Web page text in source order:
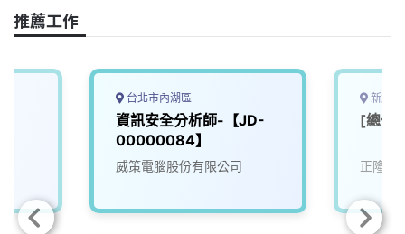
推薦工作
台北市內湖區
資訊安全分析師-【JD-
00000084】
威策電腦股份有限公司
新北
[總公
正隆股